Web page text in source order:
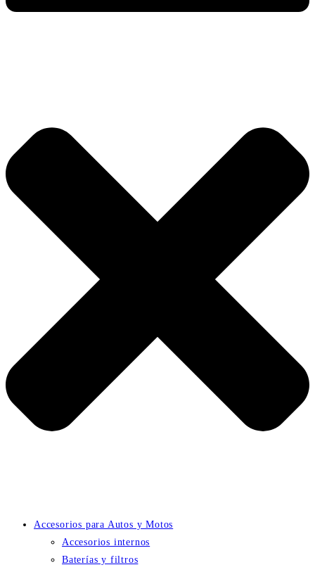
Accesorios para Autos y Motos
Accesorios internos
Baterías y filtros